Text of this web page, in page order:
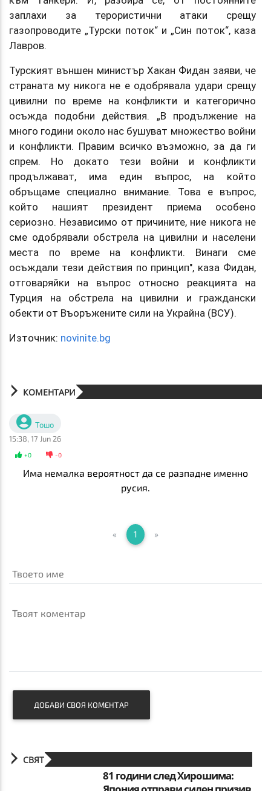
заплахи за терористични атаки срещу
газопроводите „Турски поток“ и „Син поток“, каза
Лавров.
Турският външен министър Хакан Фидан заяви, че
страната му никога не е одобрявала удари срещу
цивилни по време на конфликти и категорично
осъжда подобни действия. „В продължение на
много години около нас бушуват множество войни
и конфликти. Правим всичко възможно, за да ги
спрем. Но докато тези войни и конфликти
продължават, има един въпрос, на който
обръщаме специално внимание. Това е въпрос,
който нашият президент приема особено
сериозно. Независимо от причините, ние никога не
сме одобрявали обстрела на цивилни и населени
места по време на конфликти. Винаги сме
осъждали тези действия по принцип", каза Фидан,
отговаряйки на въпрос относно реакцията на
Турция на обстрела на цивилни и граждански
обекти от Въоръжените сили на Украйна (ВСУ).
Източник: novinite.bg
КОМЕНТАРИ
Тошо
15:38, 17 Jun 26
+0 -0
Има немалка вероятност да се разпадне именно
русия.
« 1 »
Твоето име
Твоят коментар
ДОБАВИ СВОЯ КОМЕНТАР
СВЯТ
81 години след Хирошима: